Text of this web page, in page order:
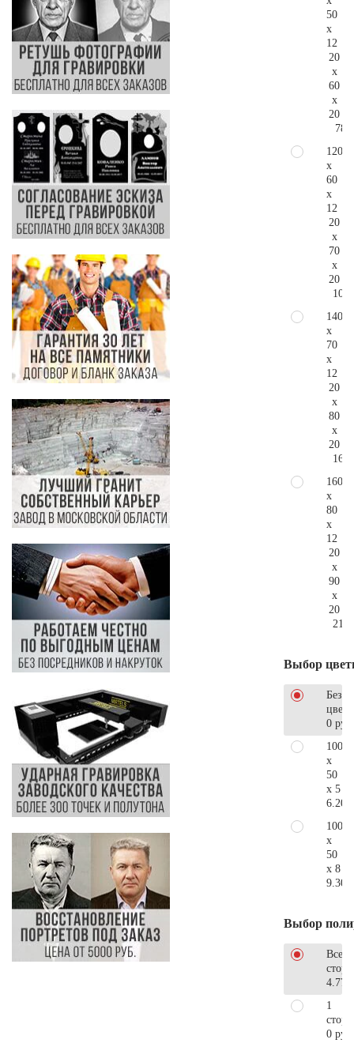
50
x
12
20
x
60
x
20
120
x
60
x
12
20
x
70
x
20
140
x
70
x
12
20
x
80
x
20
160
x
80
x
12
20
x
90
x
20
Выбор
Без
0 руб.
100
x
50
x 5
100
x
50
x 8
Выбор
Все
1
0 руб.